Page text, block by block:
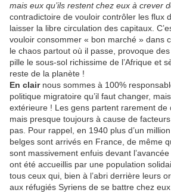
mais eux qu’ils restent chez eux à crever
contradictoire de vouloir contrôler les flux
laisser la libre circulation des capitaux.
vouloir consommer « bon marché » dans
le chaos partout où il passe, provoque
pille le sous-sol richissime de l’Afrique et
reste de la planète !
En clairnous sommes à 100%
politique migratoire qu’il faut changer,
extérieure ! Les gens partent rarement de
mais presque toujours à cause de
pas. Pour rappel, en 1940 plus d’un
belges sont arrivés en France, de même
sont massivement enfuis devant
ont été accueillis par une population
tous ceux qui, bien à l’abri derrière leurs
aux réfugiés Syriens de se battre chez